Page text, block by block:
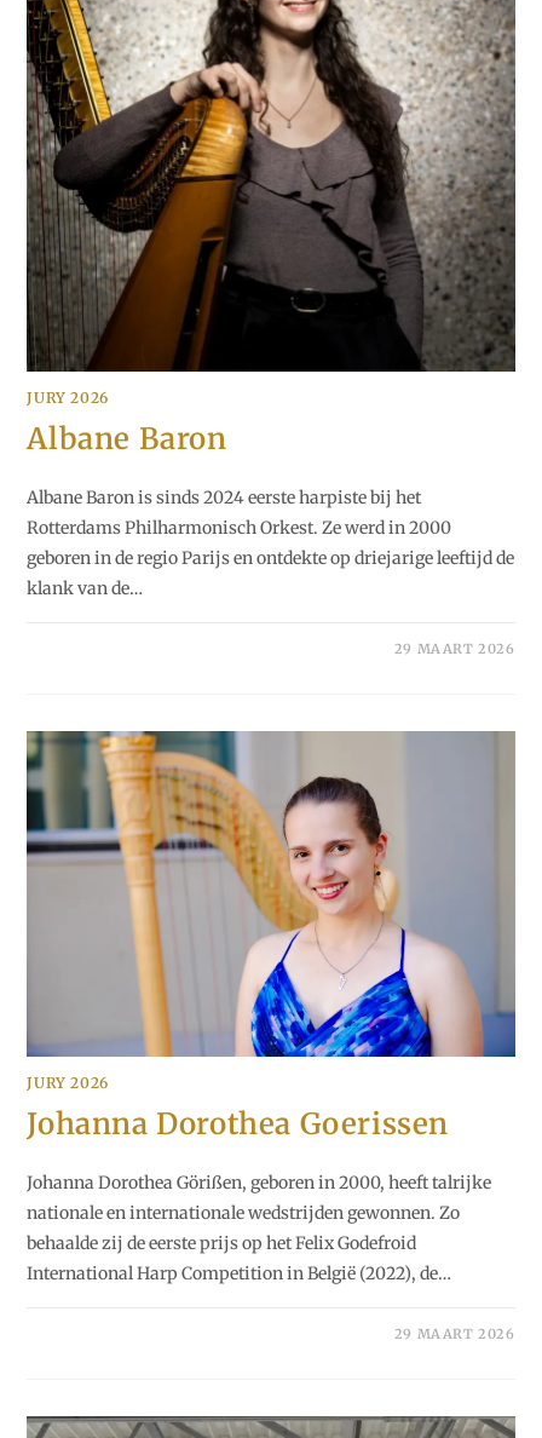
JURY 2026
Albane Baron
Albane Baron is sinds 2024 eerste harpiste bij het
Rotterdams Philharmonisch Orkest. Ze werd in 2000
geboren in de regio Parijs en ontdekte op driejarige leeftijd de
klank van de…
29 MAART 2026
JURY 2026
Johanna Dorothea Goerissen
Johanna Dorothea Görißen, geboren in 2000, heeft talrijke
nationale en internationale wedstrijden gewonnen. Zo
behaalde zij de eerste prijs op het Felix Godefroid
International Harp Competition in België (2022), de…
29 MAART 2026